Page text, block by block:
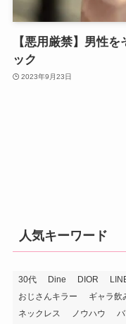
【悪用厳禁】男性
ック
2023年9月23日
人気キーワード
30代 Dine DIOR
おじさんキラー
ギャラ飲
ネックレス
ノウハウ